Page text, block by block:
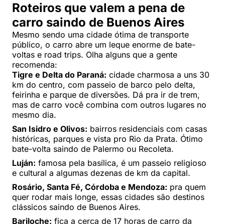
Roteiros que valem a pena de
carro saindo de Buenos Aires
Mesmo sendo uma cidade ótima de transporte
público, o carro abre um leque enorme de bate-
voltas e road trips. Olha alguns que a gente
recomenda:
Tigre e Delta do Paraná: cidade charmosa a uns 30
km do centro, com passeio de barco pelo delta,
feirinha e parque de diversões. Dá pra ir de trem,
mas de carro você combina com outros lugares no
mesmo dia.
San Isidro e Olivos: bairros residenciais com casas
históricas, parques e vista pro Rio da Prata. Ótimo
bate-volta saindo de Palermo ou Recoleta.
Luján: famosa pela basílica, é um passeio religioso
e cultural a algumas dezenas de km da capital.
Rosário, Santa Fé, Córdoba e Mendoza: pra quem
quer rodar mais longe, essas cidades são destinos
clássicos saindo de Buenos Aires.
Bariloche: fica a cerca de 17 horas de carro da